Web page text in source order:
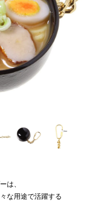
は、
な用途で活躍する